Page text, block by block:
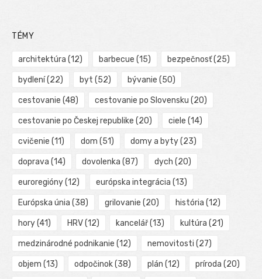
TÉMY
architektúra (12) barbecue (15) bezpečnosť(25)
bydlení(22) byt (52) bývanie (50)
cestovanie (48) cestovanie po Slovensku (20)
cestovanie po Českej republike (20) ciele (14)
cvičenie (11) dom (51) domy a byty(23)
doprava (14) dovolenka (87) dych (20)
euroregióny(12) európska integrácia (13)
Európska únia (38) grilovanie (20) história (12)
hory(41) HRV(12) kancelář(13) kultúra (21)
medzinárodné podnikanie (12) nemovitosti (27)
objem (13) odpočinok(38) plán (12) príroda (20)